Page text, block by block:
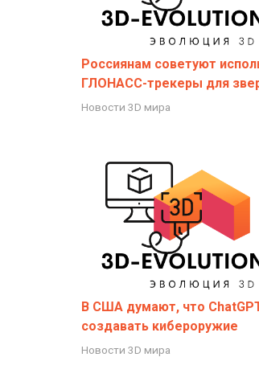
Россиянам советуют
ГЛОНАСС-трекеры для
Новости 3D мира
В США думают, что
создавать кибероружие
Новости 3D мира